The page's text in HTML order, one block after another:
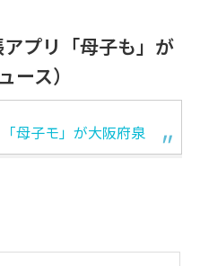
アプリ「母子も」が
ス）
母子モ」が大阪府泉